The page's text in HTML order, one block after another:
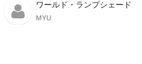
ワールド・ランプシェード
MYU